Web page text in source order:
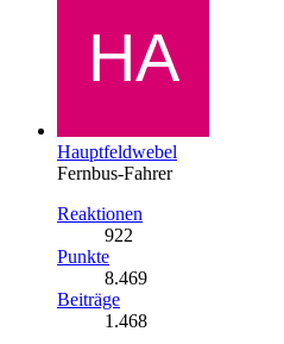
Hauptfeldwebel
Fernbus-Fahrer
Reaktionen
922
Punkte
8.469
Beiträge
1.468